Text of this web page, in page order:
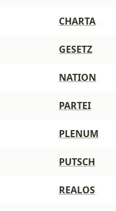
CHARTA
GESETZ
NATION
PARTEI
PLENUM
PUTSCH
REALOS